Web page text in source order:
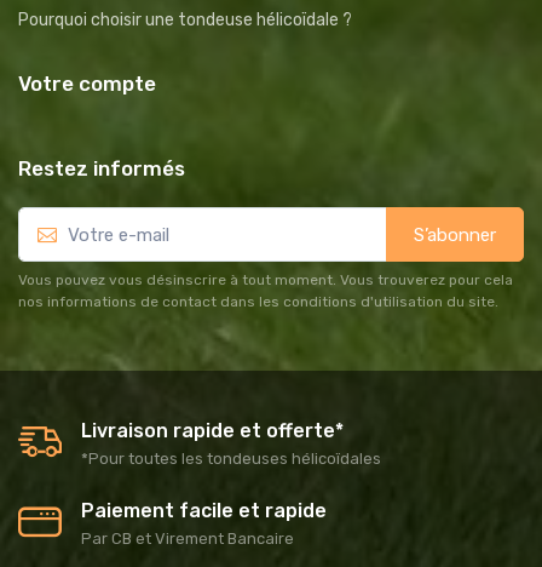
Pourquoi choisir une tondeuse hélicoïdale ?
Votre compte
Restez informés
S’abonner
Vous pouvez vous désinscrire à tout moment. Vous trouverez pour cela
nos informations de contact dans les conditions d'utilisation du site.
Livraison rapide et offerte*
*Pour toutes les tondeuses hélicoïdales
Paiement facile et rapide
Par CB et Virement Bancaire